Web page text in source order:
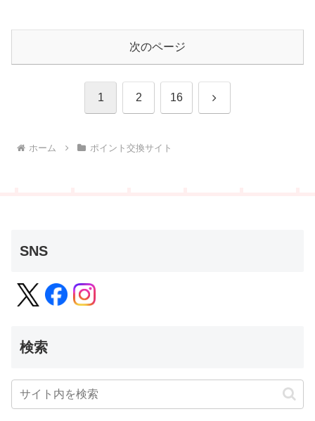
次のページ
1 2 16 次
ホーム ポイント交換サイト
SNS
検索